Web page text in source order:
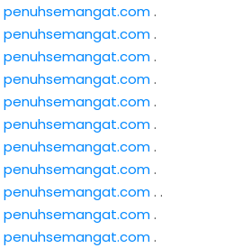
penuhsemangat.com.
penuhsemangat.com.
penuhsemangat.com.
penuhsemangat.com.
penuhsemangat.com.
penuhsemangat.com.
penuhsemangat.com.
penuhsemangat.com.
penuhsemangat.com. .
penuhsemangat.com.
penuhsemangat.com.